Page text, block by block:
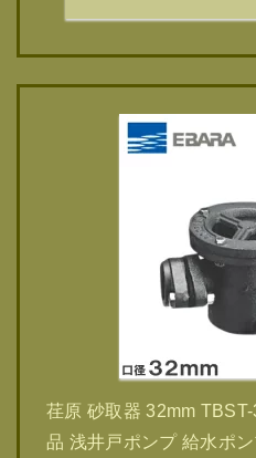
荏原 砂取器 32mm
品 浅井戸ポンプ 給水ポ